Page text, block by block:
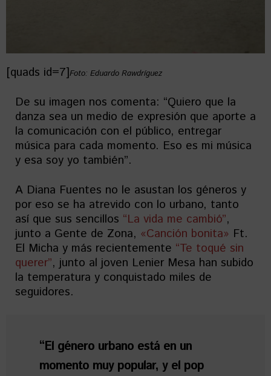
[quads id=7]Foto: Eduardo Rawdríguez
De su imagen nos comenta: “Quiero que la
danza sea un medio de expresión que aporte a
la comunicación con el público, entregar
música para cada momento. Eso es mi música
y esa soy yo también”.
A Diana Fuentes no le asustan los géneros y
por eso se ha atrevido con lo urbano, tanto
así que sus sencillos “La vida me cambió”,
junto a Gente de Zona, «Canción bonita» Ft.
El Micha y más recientemente “Te toqué sin
querer”, junto al joven Lenier Mesa han subido
la temperatura y conquistado miles de
seguidores.
“El género urbano está en un
momento muy popular, y el pop